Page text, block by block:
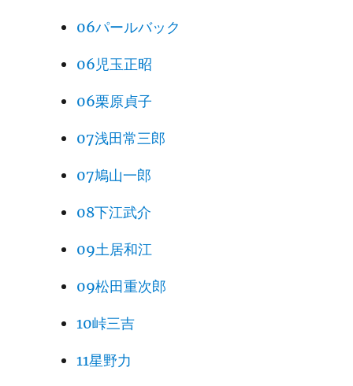
06パールバック
06児玉正昭
06栗原貞子
07浅田常三郎
07鳩山一郎
08下江武介
09土居和江
09松田重次郎
10峠三吉
11星野力